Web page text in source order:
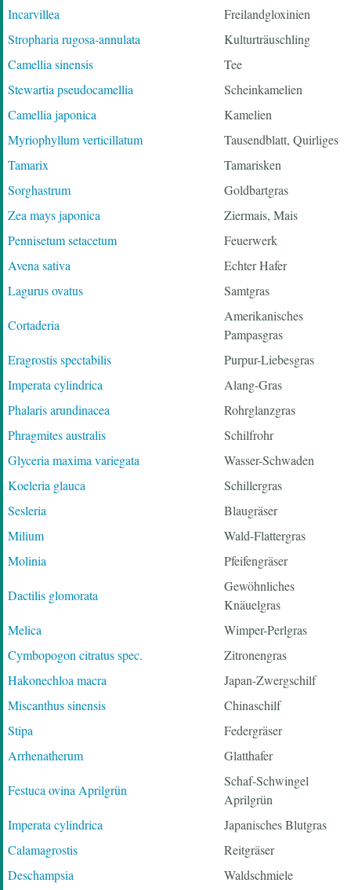
Incarvillea
Freilandgloxinien
Stropharia rugosa-annulata
Kulturträuschling
Camellia sinensis
Tee
Stewartia pseudocamellia
Scheinkamelien
Camellia japonica
Kamelien
Myriophyllum verticillatum
Tausendblatt, Quirliges
Tamarix
Tamarisken
Sorghastrum
Goldbartgras
Zea mays japonica
Ziermais, Mais
Pennisetum setacetum
Feuerwerk
Avena sativa
Echter Hafer
Lagurus ovatus
Samtgras
Cortaderia
Amerikanisches
Pampasgras
Eragrostis spectabilis
Purpur-Liebesgras
Imperata cylindrica
Alang-Gras
Phalaris arundinacea
Rohrglanzgras
Phragmites australis
Schilfrohr
Glyceria maxima variegata
Wasser-Schwaden
Koeleria glauca
Schillergras
Sesleria
Blaugräser
Milium
Wald-Flattergras
Molinia
Pfeifengräser
Dactilis glomorata
Gewöhnliches
Knäuelgras
Melica
Wimper-Perlgras
Cymbopogon citratus spec.
Zitronengras
Hakonechloa macra
Japan-Zwergschilf
Miscanthus sinensis
Chinaschilf
Stipa
Federgräser
Arrhenatherum
Glatthafer
Festuca ovina Aprilgrün
Schaf-Schwingel
Aprilgrün
Imperata cylindrica
Japanisches Blutgras
Calamagrostis
Reitgräser
Deschampsia
Waldschmiele